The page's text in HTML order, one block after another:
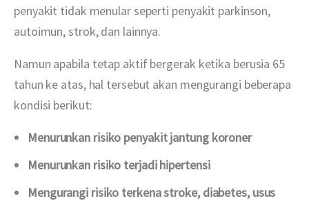
penyakit tidak menular seperti penyakit parkinson,
autoimun, strok, dan lainnya.
Namun apabila tetap aktif bergerak ketika berusia 65
tahun ke atas, hal tersebut akan mengurangi beberapa
kondisi berikut:
Menurunkan risiko penyakit jantung koroner
Menurunkan risiko terjadi hipertensi
Mengurangi risiko terkena stroke, diabetes, usus